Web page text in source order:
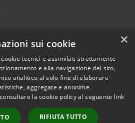
Copyright © 2026 • Comune di
Municipium•
Accesso
×
sui cookie
tecnici e assimilati strettamente
e alla navigazione del sito,
analitico al solo fine di elaborare
aggregate e anonime.
la cookie policy al seguente link
RIFIUTA TUTTO